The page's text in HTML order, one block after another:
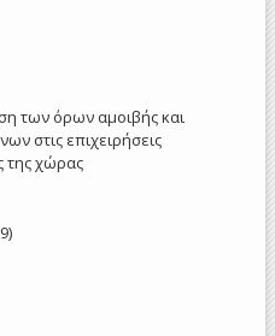
των όρων αμοιβής και
στις επιχειρήσεις
της χώρας